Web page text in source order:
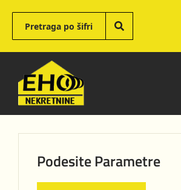
Podesite Parametre